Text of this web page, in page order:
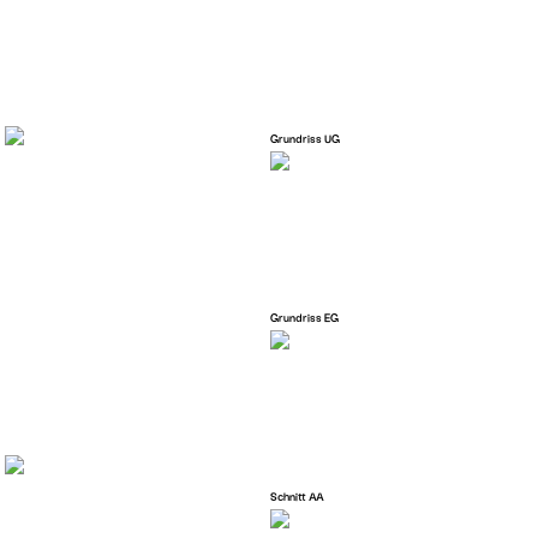
Grundriss UG
Grundriss EG
Schnitt AA